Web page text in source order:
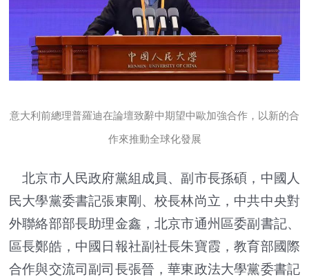
意大利前總理普羅迪在論壇致辭中期望中歐加強合作，以新的合
作來推動全球化發展
北京市人民政府黨組成員、副市長孫碩，中國人
民大學黨委書記張東剛、校長林尚立，中共中央對
外聯絡部部長助理金鑫，北京市通州區委副書記、
區長鄭皓，中國日報社副社長朱寶霞，教育部國際
合作與交流司副司長張晉，華東政法大學黨委書記